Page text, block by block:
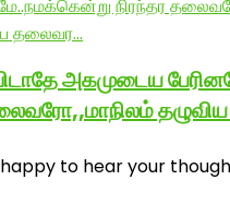
அகமுடைய
to hear your